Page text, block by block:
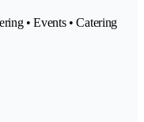
• Events • Catering